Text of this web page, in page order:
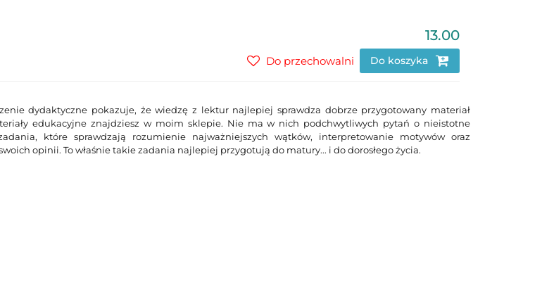
13.00
Do koszyka
Do przechowalni
dydaktyczne pokazuje, że wiedzę z lektur najlepiej sprawdza dobrze przygotowany materiał
edukacyjne znajdziesz w moim sklepie. Nie ma w nich podchwytliwych pytań o nieistotne
które sprawdzają rozumienie najważniejszych wątków, interpretowanie motywów oraz
opinii. To właśnie takie zadania najlepiej przygotują do matury... i do dorosłego życia.